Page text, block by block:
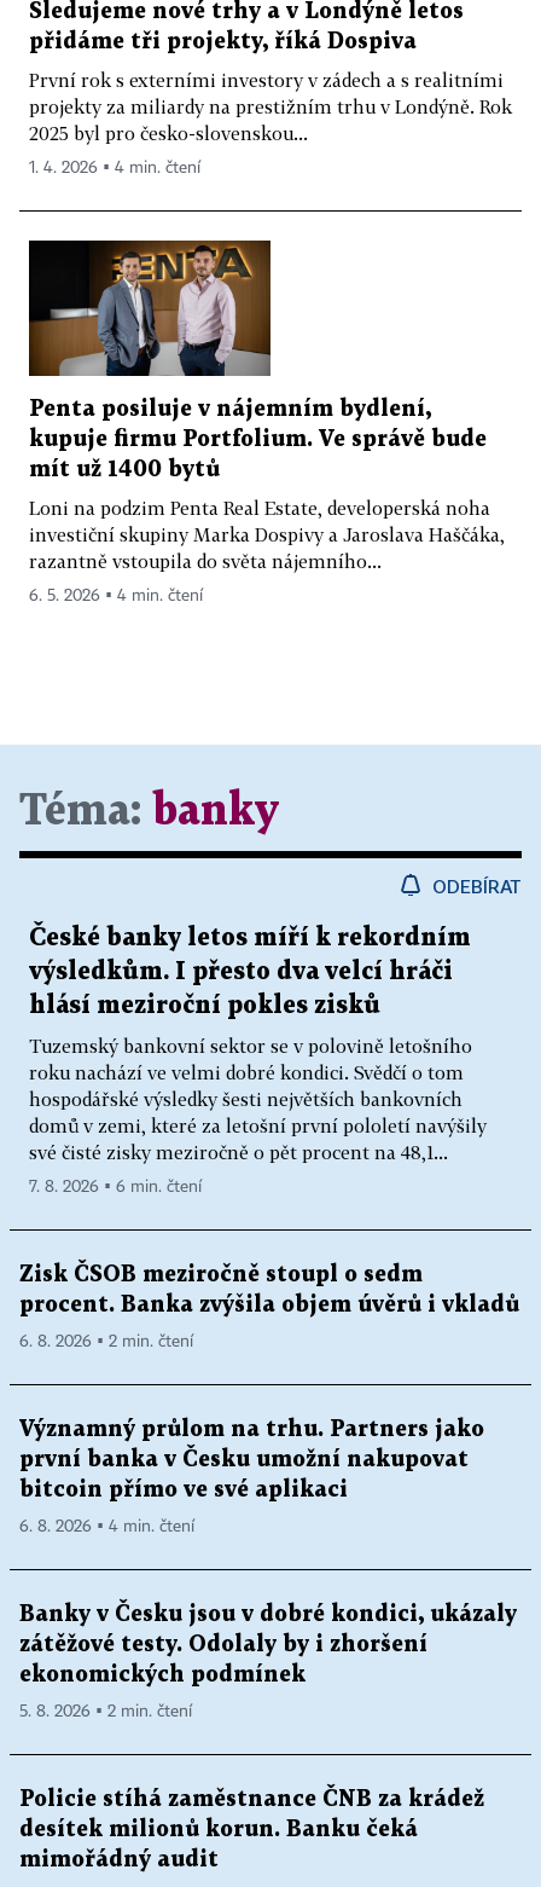
Sledujeme nové trhy a v Londýně letos
přidáme tři projekty, říká Dospiva
První rok s externími investory v zádech a s realitními
projekty za miliardy na prestižním trhu v Londýně. Rok
2025 byl pro česko-slovenskou...
1. 4. 2026 ▪ 4 min. čtení
Penta posiluje v nájemním bydlení,
kupuje firmu Portfolium. Ve správě bude
mít už 1400 bytů
Loni na podzim Penta Real Estate, developerská noha
investiční skupiny Marka Dospivy a Jaroslava Haščáka,
razantně vstoupila do světa nájemního...
6. 5. 2026 ▪ 4 min. čtení
Téma: banky
ODEBÍRAT
České banky letos míří k rekordním
výsledkům. I přesto dva velcí hráči
hlásí meziroční pokles zisků
Tuzemský bankovní sektor se v polovině letošního
roku nachází ve velmi dobré kondici. Svědčí o tom
hospodářské výsledky šesti největších bankovních
domů v zemi, které za letošní první pololetí navýšily
své čisté zisky meziročně o pět procent na 48,1...
7. 8. 2026 ▪ 6 min. čtení
Zisk ČSOB meziročně stoupl o sedm
procent. Banka zvýšila objem úvěrů i vkladů
6. 8. 2026 ▪ 2 min. čtení
Významný průlom na trhu. Partners jako
první banka v Česku umožní nakupovat
bitcoin přímo ve své aplikaci
6. 8. 2026 ▪ 4 min. čtení
Banky v Česku jsou v dobré kondici, ukázaly
zátěžové testy. Odolaly by i zhoršení
ekonomických podmínek
5. 8. 2026 ▪ 2 min. čtení
Policie stíhá zaměstnance ČNB za krádež
desítek milionů korun. Banku čeká
mimořádný audit